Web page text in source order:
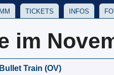
TICKETS INFOS
im
Bullet Train (OV)